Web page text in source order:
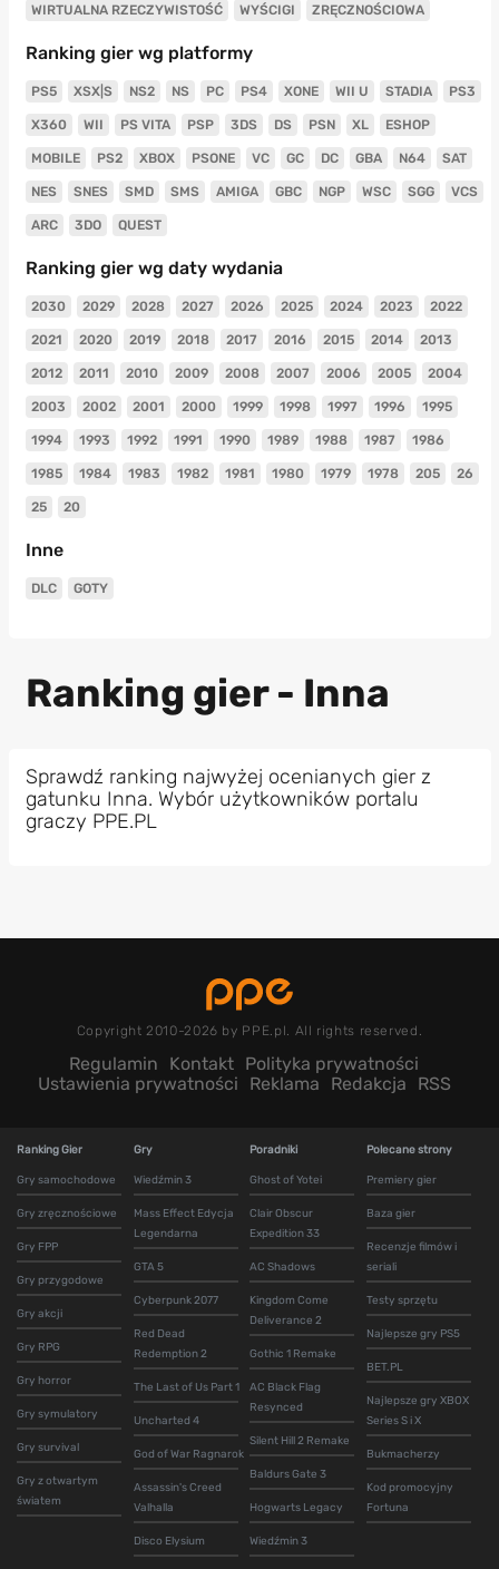
WIRTUALNA RZECZYWISTOŚĆ WYŚCIGI ZRĘCZNOŚCIOWA
Ranking gier wg platformy
PS5 XSX|S NS2 NS PC PS4 XONE WII U STADIA PS3
X360 WII PS VITA PSP 3DS DS PSN XL ESHOP
MOBILE PS2 XBOX PSONE VC GC DC GBA N64 SAT
NES SNES SMD SMS AMIGA GBC NGP WSC SGG VCS
ARC 3DO QUEST
Ranking gier wg daty wydania
2030 2029 2028 2027 2026 2025 2024 2023 2022
2021 2020 2019 2018 2017 2016 2015 2014 2013
2012 2011 2010 2009 2008 2007 2006 2005 2004
2003 2002 2001 2000 1999 1998 1997 1996 1995
1994 1993 1992 1991 1990 1989 1988 1987 1986
1985 1984 1983 1982 1981 1980 1979 1978 205 26
25 20
Inne
DLC GOTY
Ranking gier - Inna
Sprawdź ranking najwyżej ocenianych gier z
gatunku Inna. Wybór użytkowników portalu
graczy PPE.PL
Copyright 2010-2026 by PPE.pl. All rights reserved.
Regulamin Kontakt Polityka prywatności
Ustawienia prywatności
Reklama Redakcja RSS
Ranking Gier
Gry samochodowe
Gry zręcznościowe
Gry FPP
Gry przygodowe
Gry akcji
Gry RPG
Gry horror
Gry symulatory
Gry survival
Gry z otwartym
światem
Gry
Wiedźmin 3
Mass Effect Edycja
Legendarna
GTA 5
Cyberpunk 2077
Red Dead
Redemption 2
The Last of Us Part 1
Uncharted 4
God of War Ragnarok
Assassin's Creed
Valhalla
Disco Elysium
Poradniki
Ghost of Yotei
Clair Obscur
Expedition 33
AC Shadows
Kingdom Come
Deliverance 2
Gothic 1 Remake
AC Black Flag
Resynced
Silent Hill 2 Remake
Baldurs Gate 3
Hogwarts Legacy
Wiedźmin 3
Polecane strony
Premiery gier
Baza gier
Recenzje filmów i
seriali
Testy sprzętu
Najlepsze gry PS5
BET.PL
Najlepsze gry XBOX
Series S i X
Bukmacherzy
Kod promocyjny
Fortuna